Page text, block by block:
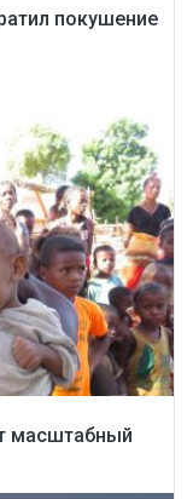
покушение
масштабный